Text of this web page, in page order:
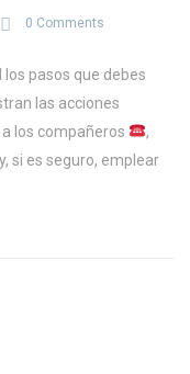
0 Comments
los pasos que debes
las acciones
los compañeros
,
y, si es seguro, emplear